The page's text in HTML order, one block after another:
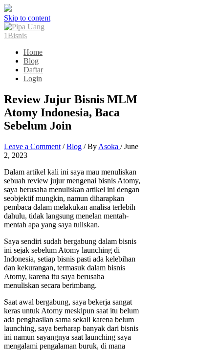
Skip to content
Home
Blog
Daftar
Login
Review Jujur Bisnis MLM
Atomy Indonesia, Baca
Sebelum Join
Leave a Comment /Blog / By Asoka /June
2, 2023
Dalam artikel kali ini saya mau menuliskan
sebuah review jujur mengenai bisnis Atomy,
saya berusaha menuliskan artikel ini dengan
seobjektif mungkin, namun diharapkan
pembaca dalam melakukan analisa terlebih
dahulu, tidak langsung menelan mentah-
mentah apa yang saya tuliskan.
Saya sendiri sudah bergabung dalam bisnis
ini sejak sebelum Atomy launching di
Indonesia, setiap bisnis pasti ada kelebihan
dan kekurangan, termasuk dalam bisnis
Atomy, karena itu saya berusaha
menuliskan secara berimbang.
Saat awal bergabung, saya bekerja sangat
keras untuk Atomy meskipun saat itu belum
ada penghasilan sama sekali karena belum
launching, saya berharap banyak dari bisnis
ini namun sayangnya saat launching saya
mengalami pengalaman buruk, di mana